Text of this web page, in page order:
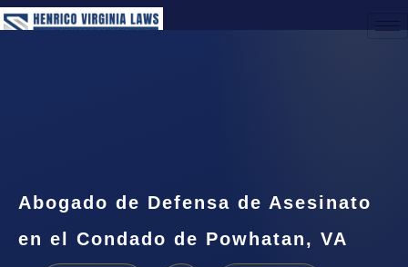
Abogado de Defensa de Asesinato
en el Condado de Powhatan, VA